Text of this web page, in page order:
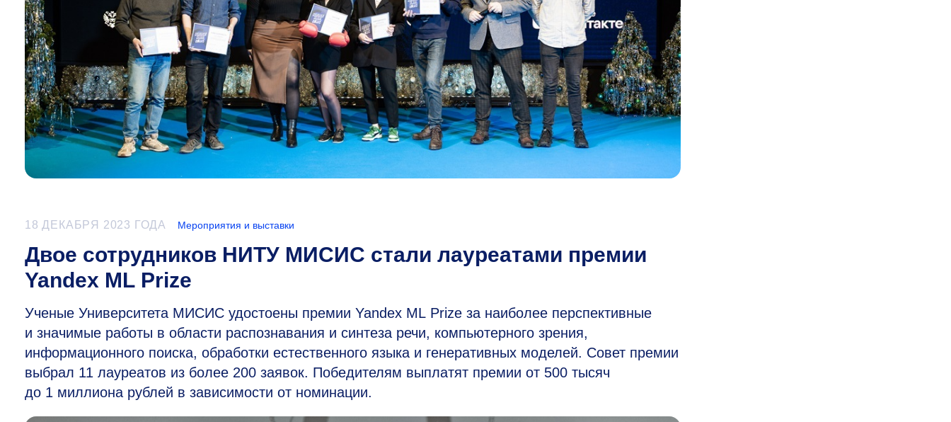
18 ДЕКАБРЯ 2023 ГОДА Мероприятия и выставки
Двое сотрудников НИТУ МИСИС стали лауреатами премии
Yandex ML Prize
Ученые Университета МИСИС удостоены премии Yandex ML Prize за наиболее перспективные
и значимые работы в области распознавания и синтеза речи, компьютерного зрения,
информационного поиска, обработки естественного языка и генеративных моделей. Совет премии
выбрал 11 лауреатов из более 200 заявок. Победителям выплатят премии от 500 тысяч
до 1 миллиона рублей в зависимости от номинации.